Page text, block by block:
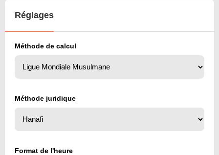
Réglages
Méthode de calcul
Méthode juridique
Format de l'heure